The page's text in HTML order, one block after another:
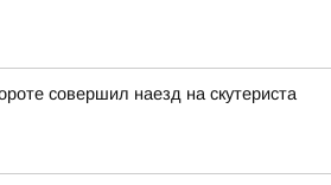
совершил наезд на скутериста